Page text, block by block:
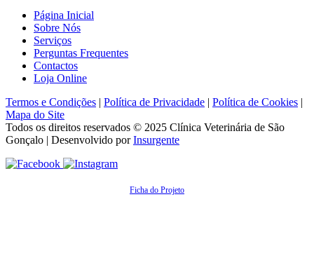
Página Inicial
Sobre Nós
Serviços
Perguntas Frequentes
Contactos
Loja Online
Termos e Condições | Política de Privacidade | Política de Cookies |
Mapa do Site
Todos os direitos reservados © 2025 Clínica Veterinária de São
Gonçalo | Desenvolvido porInsurgente
Ficha do Projeto